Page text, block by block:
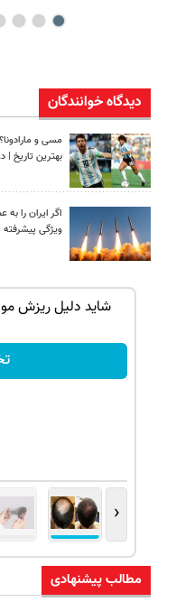
دیدگاه خوانندگان
مسی و
بهترین تاریخ |
اگر ایران را
ویژگی
شاید دلیل ریزش
‹
مطالب پیشنهادی